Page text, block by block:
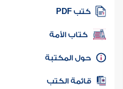
كتب PDF
كتاب الأمة
المكتبة